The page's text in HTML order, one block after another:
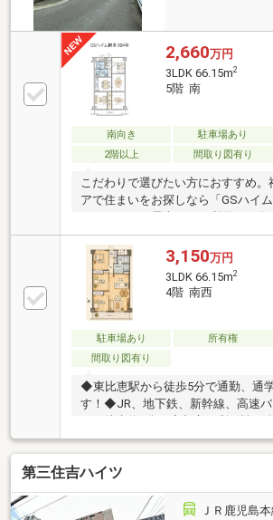
2,660万円
3LDK 66.15m2
5階 南
南向き 駐車場あり
2階以上
間取り図有り
こだわりで選びたい方におすすめ。
アで住まいをお探しなら「GSハイム
できるので、電車をよく利用する人
高い物件です。子供ものびのびと生
る、間取の3LDKの物件です。駅の
歩5分圏内の物件です。福岡市博多
セスに便利な福岡市空港線東比恵周
手に入れませんか。住まい探しは地
お任せ下さい。
3,150万円
3LDK 66.15m2
4階 南西
駐車場あり 所有権
間取り図有り
◆東比恵駅から徒歩5分で通勤、通
す！◆JR、地下鉄、新幹線、高速バ
まで徒歩約8分！◆都心の利便性を
ら、ゆとりある暮らしを実現できる
第三住吉ハイツ
ＪＲ鹿児島